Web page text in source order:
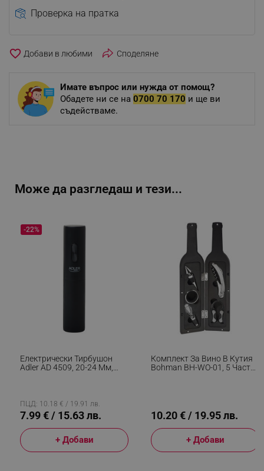
Проверка на пратка
favorite_border Споделяне
Имате въпрос или нужда от помощ?
Обадете ни се на 0700 70 170 и ще ви
съдействаме.
Може да разгледаш и тези...
Електрически Тирбушон
Adler AD 4509, 20-24 Мм,
-22%
ПЦД: 10.18 € / 19.91 лв.
7.99 € / 15.63 лв.
+ Добави
Комплект За Вино В Кутия
Bohman BH-WO-01, 5 Части,
10.20 € / 19.95 лв.
+ Добави